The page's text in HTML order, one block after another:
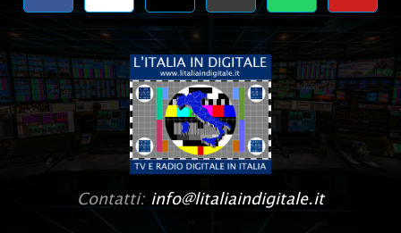
Contatti: info@litaliaindigitale.it